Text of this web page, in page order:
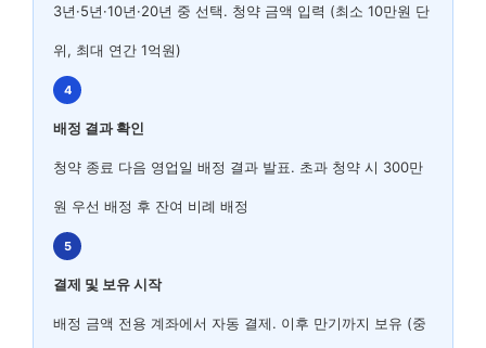
3년·5년·10년·20년 중 선택. 청약 금액 입력 (최소 10만원 단
위, 최대 연간 1억원)
4
배정 결과 확인
청약 종료 다음 영업일 배정 결과 발표. 초과 청약 시 300만
원 우선 배정 후 잔여 비례 배정
5
결제 및 보유 시작
배정 금액 전용 계좌에서 자동 결제. 이후 만기까지 보유 (중